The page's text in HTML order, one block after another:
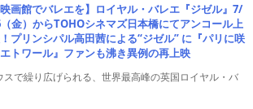
映画館でバレエを】ロイヤル・バレエ『ジゼル』7/
金）からTOHOシネマズ日本橋にてアンコール上
プリンシパル高田茜による“ジゼル” に『パリに咲
トワール』ファンも沸き異例の再上映
スで繰り広げられる、世界最高峰の英国ロイヤル・バ